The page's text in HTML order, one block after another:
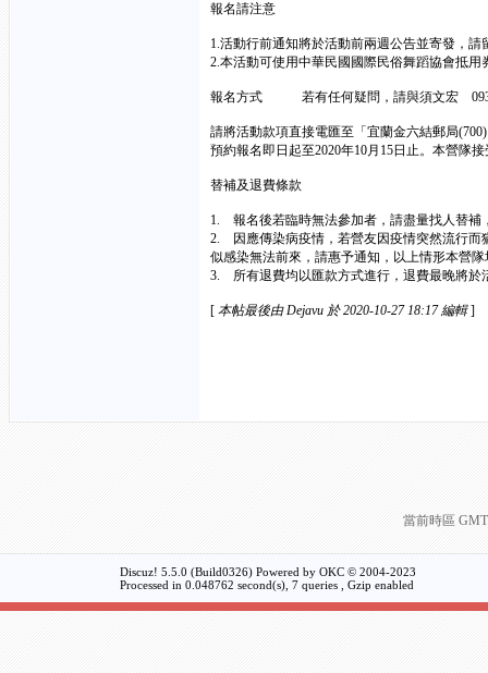
報名請注意
1.活動行前通知將於活動前兩週公告並寄發，請
2.本活動可使用中華民國國際民俗舞蹈協會抵
報名方式 若有任何疑問，請與須文宏
請將活動款項直接電匯至「宜蘭金六結郵局
預約報名即日起至2020年10月15日止。本營隊
替補及退費條款
1. 報名後若臨時無法參加者，請盡量找人替補
2. 因應傳染病疫情，若營友因疫情突然流行而
似感染無法前來，請惠予通知，以上情形本營
3. 所有退費均以匯款方式進行，退費最晚將於
[本帖最後由 Dejavu 於 2020-10-27 18:17 編輯]
當前時區
Discuz! 5.5.0 (Build0326) Powered by OKC © 2004-2023
Processed in 0.048762 second(s), 7 queries , Gzip enabled